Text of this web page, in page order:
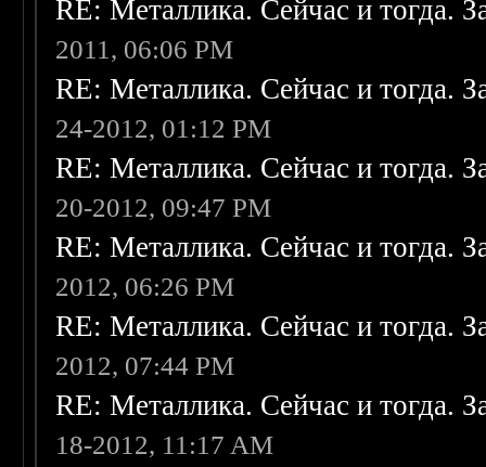
RE: Металлика. Сейчас и тогда.
2011, 06:06 PM
RE: Металлика. Сейчас и тогда.
24-2012, 01:12 PM
RE: Металлика. Сейчас и тогда.
20-2012, 09:47 PM
RE: Металлика. Сейчас и тогда.
2012, 06:26 PM
RE: Металлика. Сейчас и тогда.
2012, 07:44 PM
RE: Металлика. Сейчас и тогда.
18-2012, 11:17 AM